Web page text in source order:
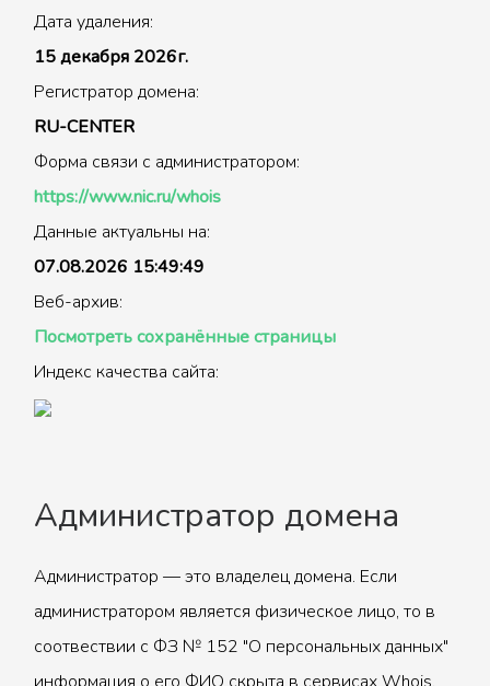
Дата удаления:
15 декабря 2026г.
Регистратор домена:
RU-CENTER
Форма связи с администратором:
https://www.nic.ru/whois
Данные актуальны на:
07.08.2026 15:49:49
Веб-архив:
Посмотреть сохранённые страницы
Индекс качества сайта:
Администратор домена
Администратор — это владелец домена. Если
администратором является физическое лицо, то в
соотвествии с ФЗ № 152 "О персональных данных"